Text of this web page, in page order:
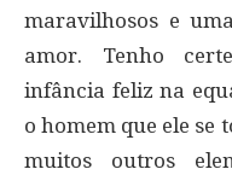
maravilhosos e
amor. Tenho
infância feliz na
o homem que ele se
muitos outros